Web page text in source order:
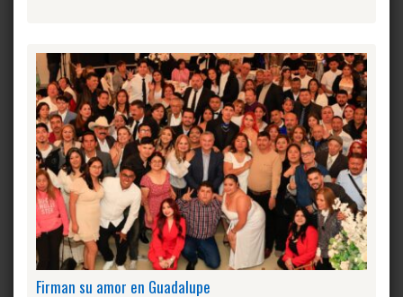
Firman su amor en Guadalupe